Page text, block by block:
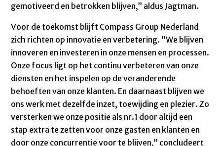
gemotiveerd en betrokken blijven,” aldus Jagtman.
Voor de toekomst blijft Compass Group Nederland
zich richten op innovatie en verbetering. “We blijven
innoveren en investeren in onze mensen en processen.
Onze focus ligt op het continu verbeteren van onze
diensten en het inspelen op de veranderende
behoeften van onze klanten. En daarnaast blijven we
ons werk met dezelfde inzet, toewijding en plezier. Zo
versterken we onze positie als nr.1 door altijd een
stap extra te zetten voor onze gasten en klanten en
door onze concurrentie voor te blijven,” concludeert